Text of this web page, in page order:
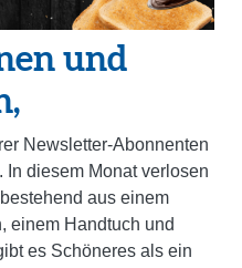
und
Newsletter-Abonnenten
In diesem Monat verlosen
aus einem
einem Handtuch und
es Schöneres als ein